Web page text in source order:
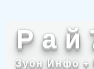
Р а й
Зуон Инфо +